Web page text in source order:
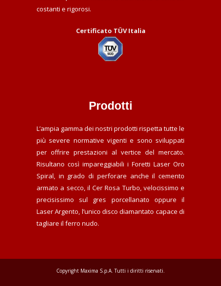
costanti e rigorosi.
Certificato TÜV Italia
Prodotti
L’ampia gamma dei nostri prodotti rispetta tutte le
più severe normative vigenti e sono sviluppati
per offrire prestazioni al vertice del mercato.
Risultano così impareggiabili i Foretti Laser Oro
Spiral, in grado di perforare anche il cemento
armato a secco, il Cer Rosa Turbo, velocissimo e
precisissimo sul gres porcellanato oppure il
Laser Argento, l’unico disco diamantato capace di
tagliare il ferro nudo.
Copyright Maxima S.p.A. Tutti i diritti riservati.